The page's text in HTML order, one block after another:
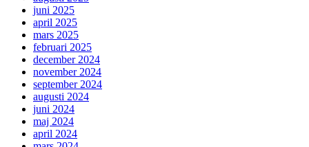
juni 2025
april 2025
mars 2025
februari 2025
december 2024
november 2024
september 2024
augusti 2024
juni 2024
maj 2024
april 2024